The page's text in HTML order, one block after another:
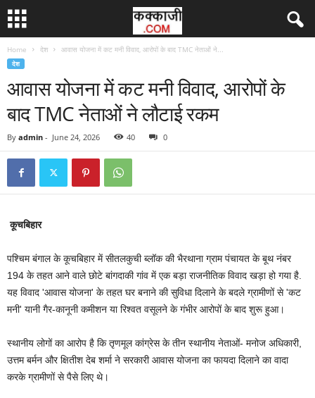
Home देश आवास योजना में कट मनी विवाद, आरोपों के बाद TMC नेताओं ने...
देश
आवास योजना में कट मनी विवाद, आरोपों के
बाद TMC नेताओं ने लौटाई रकम
By admin - June 24, 2026 40 0
कूचबिहार
पश्चिम बंगाल के कूचबिहार में सीतलकुची ब्लॉक की भैरथाना ग्राम पंचायत के बूथ नंबर
194 के तहत आने वाले छोटे बांगदाकी गांव में एक बड़ा राजनीतिक विवाद खड़ा हो गया है.
यह विवाद 'आवास योजना' के तहत घर बनाने की सुविधा दिलाने के बदले ग्रामीणों से 'कट
मनी' यानी गैर-कानूनी कमीशन या रिश्वत वसूलने के गंभीर आरोपों के बाद शुरू हुआ।
स्थानीय लोगों का आरोप है कि तृणमूल कांग्रेस के तीन स्थानीय नेताओं- मनोज अधिकारी,
उत्तम बर्मन और क्षितीश देब शर्मा ने सरकारी आवास योजना का फायदा दिलाने का वादा
करके ग्रामीणों से पैसे लिए थे।